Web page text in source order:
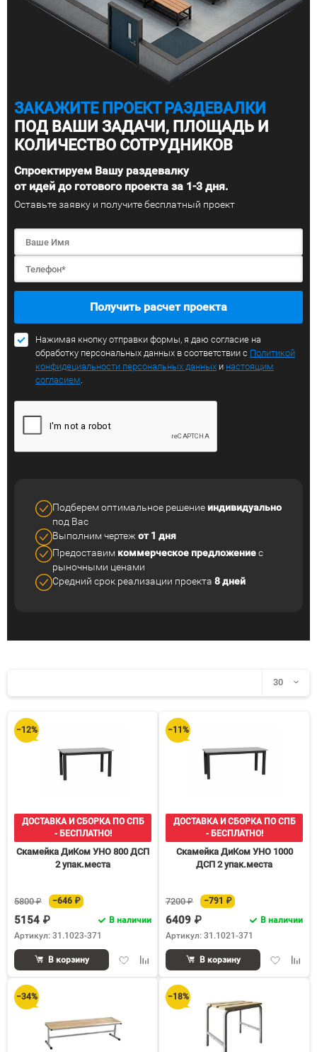
ЗАКАЖИТЕ ПРОЕКТ РАЗДЕВАЛКИ
ПОД ВАШИ ЗАДАЧИ, ПЛОЩАДЬ И
КОЛИЧЕСТВО СОТРУДНИКОВ
Спроектируем Вашу раздевалку
от идей до готового проекта за 1-3 дня.
Оставьте заявку и получите бесплатный проект
Получить расчет проекта
Нажимая кнопку отправки формы, я даю согласие на
обработку персональных данных в соответствии с Политикой
конфидециальности персональных данных и настоящим
согласием
Подберем оптимальное решение индивидуально
под Вас
Выполним чертеж от 1 дня
Предоставим коммерческое предложениес
рыночными ценами
Средний срок реализации проекта 8 дней
30
60
90
−12%
ДОСТАВКА И СБОРКА ПО СПБ
- БЕСПЛАТНО!
Скамейка ДиКом УНО 800 ДСП
2 упак.места
5800 ₽ −646 ₽
5154 ₽
В наличии
Артикул: 31.1023-371
ДобавитьДобавить
сравнению
В корзину
−11%
ДОСТАВКА И СБОРКА ПО СПБ
- БЕСПЛАТНО!
Скамейка ДиКом УНО 1000
ДСП 2 упак.места
7200 ₽ −791 ₽
6409 ₽
В наличии
Артикул: 31.1021-371
Добавить
В корзину
−34% −18%